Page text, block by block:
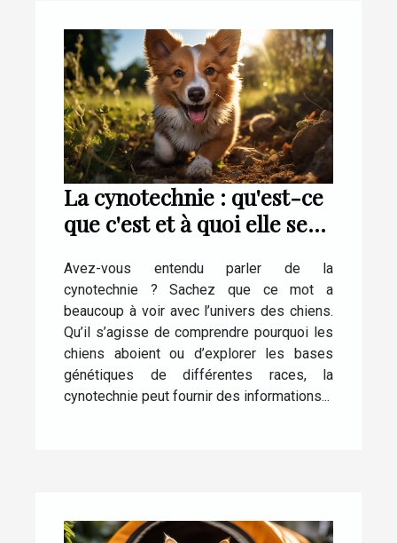
La cynotechnie : qu'est-ce
que c'est et à quoi elle sert
Avez-vous entendu parler de la
cynotechnie ? Sachez que ce mot a
beaucoup à voir avec l’univers des chiens.
Qu’il s’agisse de comprendre pourquoi les
chiens aboient ou d’explorer les bases
génétiques de différentes races, la
cynotechnie peut fournir des informations...